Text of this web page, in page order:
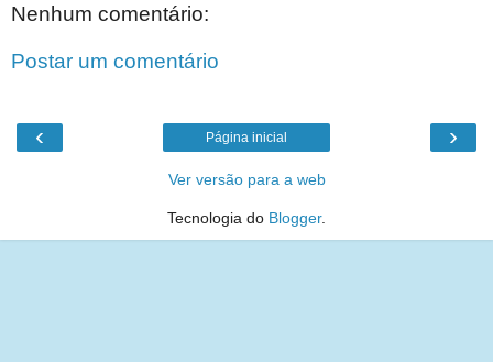
Nenhum comentário:
Postar um comentário
‹ ›
Página inicial
Ver versão para a web
Tecnologia do Blogger.